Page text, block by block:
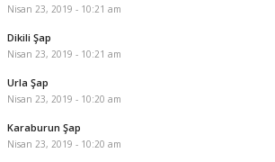
Nisan 23, 2019 - 10:21 am
Dikili Şap
Nisan 23, 2019 - 10:21 am
Urla Şap
Nisan 23, 2019 - 10:20 am
Karaburun Şap
Nisan 23, 2019 - 10:20 am